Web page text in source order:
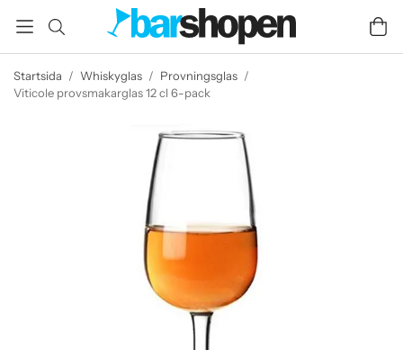
Startsida / Whiskyglas / Provningsglas /
Viticole provsmakarglas 12 cl 6-pack